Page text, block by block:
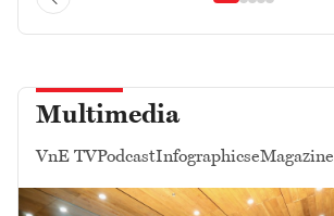
Multimedia
VnE TVPodcastInfographicseMagazine